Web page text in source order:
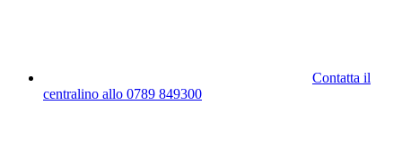
Contatta il
centralino allo 0789 849300